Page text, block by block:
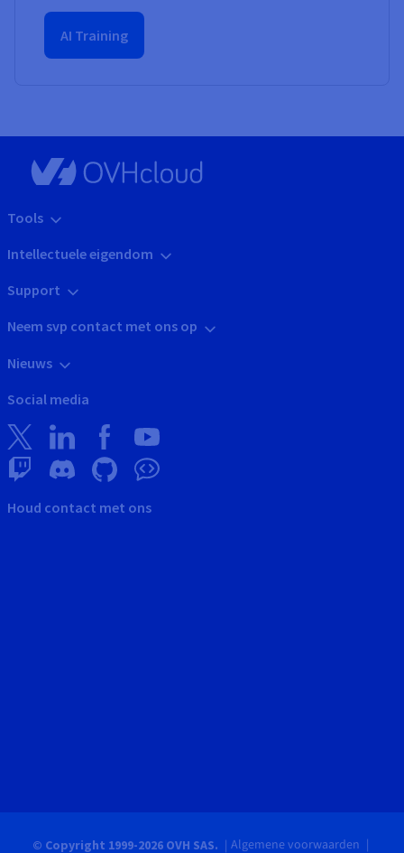
AI Training
Tools
Intellectuele eigendom
Support
Neem svp contact met ons op
Nieuws
Social media
Houd contact met ons
© Copyright 1999-2026 OVH SAS. Algemene voorwaarden